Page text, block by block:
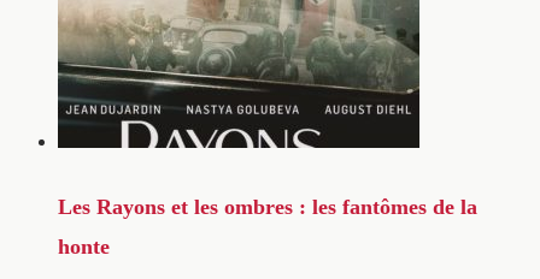
Les Rayons et les ombres : les fantômes de la
honte